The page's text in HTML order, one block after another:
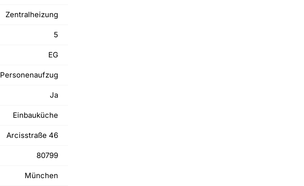
Zentralheizung
5
EG
Personenaufzug
Ja
Einbauküche
Arcisstraße 46
80799
München